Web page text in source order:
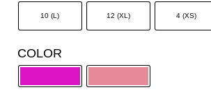
10 (L) 12 (XL) 4 (XS)
COLOR